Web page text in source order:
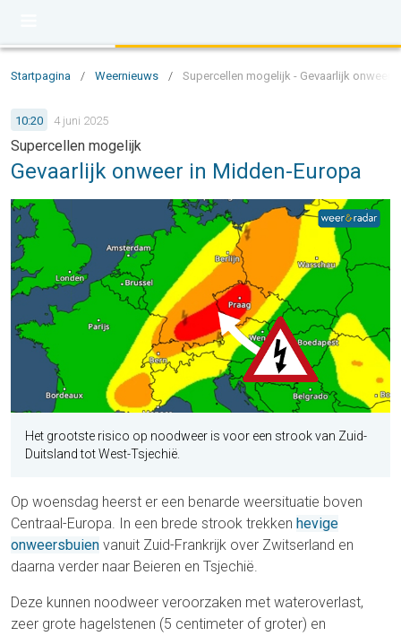
Startpagina / Weernieuws / Supercellen mogelijk - Gevaarlijk onweer
10:20 4 juni 2025
Supercellen mogelijk
Gevaarlijk onweer in Midden-Europa
Het grootste risico op noodweer is voor een strook van Zuid-
Duitsland tot West-Tsjechië.
Op woensdag heerst er een benarde weersituatie boven
Centraal-Europa. In een brede strook trekken hevige
onweersbuien vanuit Zuid-Frankrijk over Zwitserland en
daarna verder naar Beieren en Tsjechië.
Deze kunnen noodweer veroorzaken met wateroverlast,
zeer grote hagelstenen (5 centimeter of groter) en